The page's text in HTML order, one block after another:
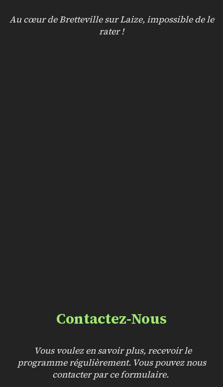
Au cœur de Bretteville sur Laize, impossible de le
rater !
Contactez-Nous
Vous voulez en savoir plus, recevoir le
programme régulièrement. Vous pouvez nous
contacter par ce formulaire.